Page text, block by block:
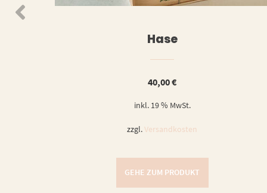
Hase
40,00€
inkl. 19 % MwSt.
zzgl.Versandkosten
GEHE ZUM PRODUKT